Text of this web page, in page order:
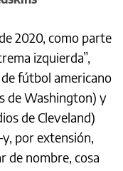
2020, como parte
izquierda”,
fútbol americano
de Washington) y
de Cleveland)
por extensión,
de nombre, cosa